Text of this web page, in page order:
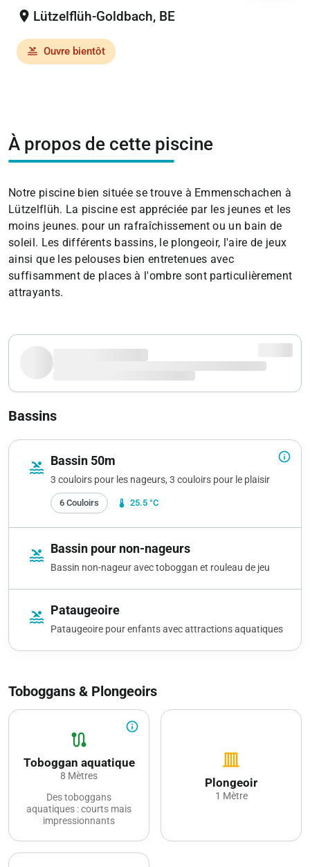
location_on Lützelflüh-Goldbach, BE
pool Ouvre bientôt
À propos de cette piscine
Notre piscine bien située se trouve à Emmenschachen à
Lützelflüh. La piscine est appréciée par les jeunes et les
moins jeunes. pour un rafraîchissement ou un bain de
soleil. Les différents bassins, le plongeoir, l'aire de jeux
ainsi que les pelouses bien entretenues avec
suffisamment de places à l'ombre sont particulièrement
attrayants.
Bassins
info_outline
pool Bassin 50m
3 couloirs pour les nageurs, 3 couloirs pour le plaisir
6 Couloirs device_thermostat 25.5 °C
pool Bassin pour non-nageurs
Bassin non-nageur avec toboggan et rouleau de jeu
pool Pataugeoire
Pataugeoire pour enfants avec attractions aquatiques
Toboggans & Plongeoirs
info_outline
route
Toboggan aquatique
8 Mètres
Des toboggans
aquatiques : courts mais
impressionnants
vertical_shades_closed
Plongeoir
1 Mètre